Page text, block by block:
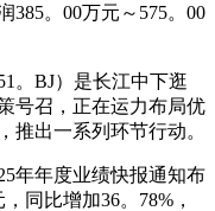
385。00万元～575。00
BJ）是长江中下逛
号召，正在运力布局优
推出一系列环节行动。
年年度业绩快报通知布
同比增加36。78%，